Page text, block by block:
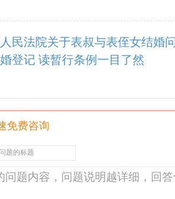
人民法院关于表叔与表侄女结婚
登记 读暂行条例一目了然
免费咨询